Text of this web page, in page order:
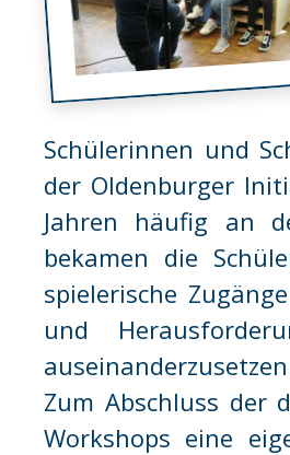
Schülerinnen und
der Oldenburger
Jahren häufig an
bekamen die
spielerische
und
Zum Abschluss der
Workshops eine